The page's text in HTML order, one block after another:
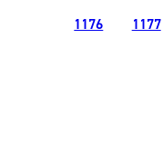
1176 1177